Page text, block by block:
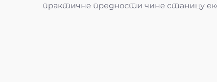
практичне предности чине станицу